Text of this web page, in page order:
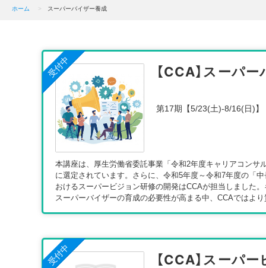
ホーム スーパーバイザー養成
受付中 【CCA】スーパ
第17期【5/23(土)-8/16(日)】
本講座は、厚生労働省委託事業「令和2年度キャリアコン
に選定されています。さらに、令和5年度～令和7年度の「
おけるスーパービジョン研修の開発はCCAが担当しました
スーパーバイザーの育成の必要性が高まる中、CCAではよ
受付中 【CCA】スーパ